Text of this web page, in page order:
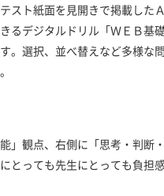
スト紙面を見開きで掲載した
るデジタルドリル「ＷＥＢ基
。選択、並べ替えなど多様な
」観点、右側に「思考・判断
とっても先生にとっても負担